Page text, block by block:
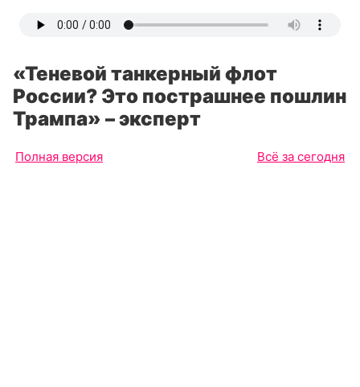
«Теневой танкерный флот
России? Это пострашнее пошлин
Трампа» – эксперт
Полная версия Всё за сегодня